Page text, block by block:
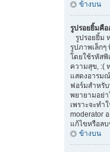
ข้างบน
รูปรอยยิ้มคือ
รูปรอยยิ้ม
รูปภาพเล็ก
โดยใช้รหัสพิ
ความสุข, :(
แสดงอารม
ฟอร์มสำหรั
พยายามอย่า
เพราะจะทำ
moderator
แก้ไขหรือล
ข้างบน